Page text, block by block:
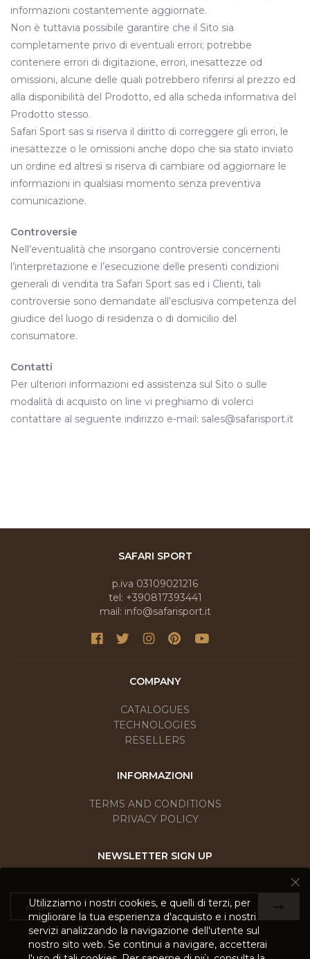
informazioni costantemente aggiornate.
Non è tuttavia possibile garantire che il Sito sia
completamente privo di eventuali errori; potrebbe
contenere errori di digitazione, errori, inesattezze od
omissioni, alcune delle quali potrebbero riferirsi al prezzo ed
alla disponibilità del Prodotto, ed alla scheda informativa del
Prodotto stesso.
Safari Sport sas si riserva il diritto di correggere gli errori, le
inesattezze o le omissioni anche dopo che sia stato inviato
un ordine ed altresì si riserva di cambiare od aggiornare le
informazioni in qualsiasi momento senza preventiva
comunicazione.
Controversie
Nell’eventualità che insorgano controversie concernenti
l’interpretazione e l’esecuzione delle presenti condizioni
generali di vendita tra Safari Sport sas ed i Clienti, tali
controversie sono demandate all’esclusiva competenza del
giudice del luogo di residenza o di domicilio del
consumatore.
Contatti
Per ulteriori informazioni ed assistenza sul Sito o sulle
modalità di acquisto on line vi preghiamo di volerci
contattare al seguente indirizzo e-mail: sales@safarisport.it
SAFARI SPORT
p.iva 03109021216
tel: +390817393441
mail: info@safarisport.it
COMPANY
CATALOGUES
TECHNOLOGIES
RESELLERS
INFORMAZIONI
TERMS AND CONDITIONS
PRIVACY POLICY
NEWSLETTER SIGN UP
Utilizziamo i nostri cookies, e quelli di terzi, per
migliorare la tua esperienza d'acquisto e i nostri
servizi analizzando la navigazione dell'utente sul
nostro sito web. Se continui a navigare, accetterai